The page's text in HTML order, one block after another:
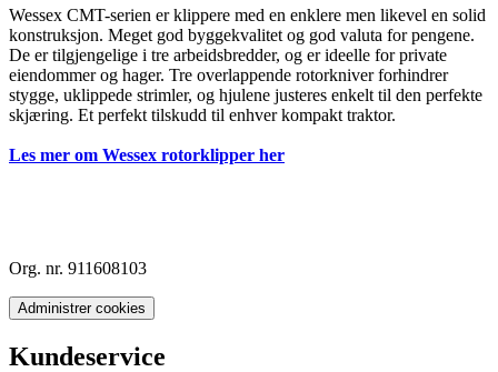
Wessex CMT-serien er klippere med en enklere men likevel en solid
konstruksjon. Meget god byggekvalitet og god valuta for pengene.
De er tilgjengelige i tre arbeidsbredder, og er ideelle for private
eiendommer og hager. Tre overlappende rotorkniver forhindrer
stygge, uklippede strimler, og hjulene justeres enkelt til den perfekte
skjæring. Et perfekt tilskudd til enhver kompakt traktor.
Les mer om Wessex rotorklipper her
Org. nr. 911608103
Administrer cookies
Kundeservice